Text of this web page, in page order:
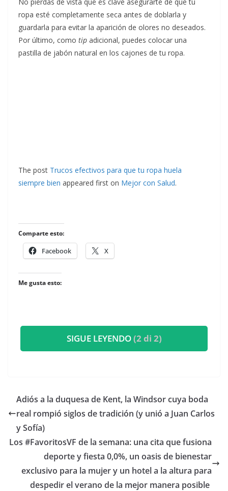
ropa esté completamente seca antes de doblarla y
guardarla para evitar la aparición de olores no deseados.
Por último, como tip adicional, puedes colocar una
pastilla de jabón natural en los cajones de tu ropa.
The post Trucos efectivos para que tu ropa huela
siempre bien appeared first on Mejor con Salud.
Comparte esto:
Facebook X
Me gusta esto:
SIGUE LEYENDO(2 di 2)
​Adiós a la duquesa de Kent, la Windsor cuya boda
real rompió siglos de tradición (y unió a Juan Carlos
y Sofía)
​Los #FavoritosVF de la semana: una cita que fusiona
deporte y fiesta 0,0%, un oasis de bienestar
exclusivo para la mujer y un hotel a la altura para
despedir el verano de la mejor manera posible